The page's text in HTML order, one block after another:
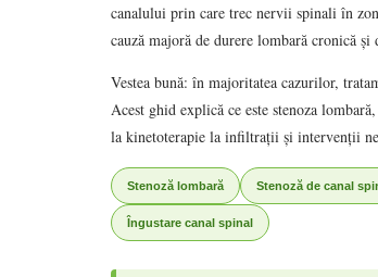
canalului prin care trec nervii spinali în
cauză majoră de durere lombară cronică
Vestea bună: în majoritatea cazurilor,
Acest ghid explică ce este stenoza
la kinetoterapie la infiltrații și intervenții
Stenoză lombară Stenoză de canal
Îngustare canal spinal